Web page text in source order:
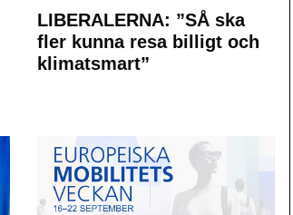
LIBERALERNA: ”SÅ ska
fler kunna resa billigt och
klimatsmart”